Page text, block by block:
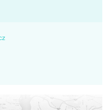
prasklin. Poskytujeme
Základní údaje:
242 242 Středočeský kraj
hrdinů 1652
Kladno